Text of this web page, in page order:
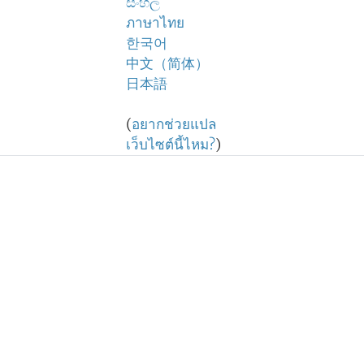
ภาษาไทย
한국어
中文（简体）
日本語
(อยากช่วยแปล
เว็บไซต์นี้ไหม?)